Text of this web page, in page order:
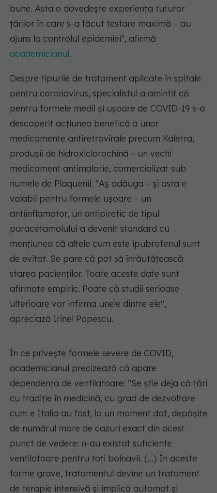
bune. Asta o dovedește experiența tuturor
țărilor în care s-a făcut testare maximă – au
ajuns la controlul epidemiei", afirmă
academicianul.
Despre tipurile de tratament aplicate în spitale
pentru coronavirus, specialistul a amintit că
pentru formele medii și ușoare de COVID-19 s-a
descoperit acțiunea benefică a unor
medicamente antiretrovirale precum Kaletra,
produșii de hidroxiclorochină – un vechi
medicament antimalarie, comercializat sub
numele de Plaquenil. "Aș adăuga – și asta e
valabil pentru formele ușoare – un
antiinflamator, un antipiretic de tipul
paracetamolului a devenit standard cu
mențiunea că altele cum este ipubrofenul sunt
de evitat. Se pare că pot să înrăutățească
starea pacienților. Toate aceste date sunt
afirmate empiric. Poate că studii serioase
ulterioare vor infirma unele dintre ele",
apreciază Irinel Popescu.
În ce privește formele severe de COVID,
academicianul precizează că apare
dependența de ventilatoare: "Se știe deja că țări
cu tradiție în medicină, cu grad de dezvoltare
cum e Italia au fost, la un moment dat, depășite
de numărul mare de cazuri exact din acest
punct de vedere: n-au existat suficiente
ventilatoare pentru toți bolnavii. (...) În aceste
forme grave, tratamentul devine un tratament
de terapie intensivă și implică automat și